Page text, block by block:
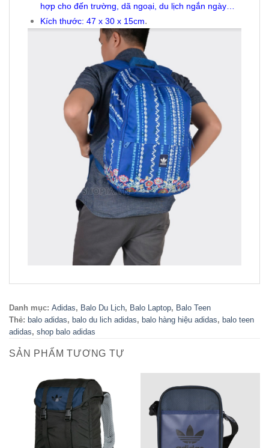
hợp cho đến trường, dã ngoại, du lịch ngắn ngày…
Kích thước: 47 x 30 x 15cm.
Danh mục: Adidas, Balo Du Lịch, Balo Laptop, Balo Teen
Thẻ: balo adidas, balo du lich adidas, balo hàng hiệu adidas, balo teen
adidas, shop balo adidas
SẢN PHẨM TƯƠNG TỰ